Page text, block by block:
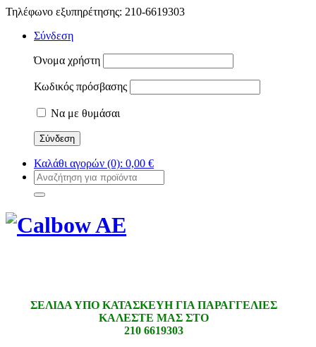
Τηλέφωνο εξυπηρέτησης: 210-6619303
Σύνδεση
Όνομα χρήστη
Κωδικός πρόσβασης
Να με θυμάσαι
Καλάθι αγορών (0): 0,00 €
ΣΕΛΙΔΑ ΥΠΟ ΚΑΤΑΣΚΕΥΗ ΓΙΑ ΠΑΡΑΓΓΕΛΙΕΣ
ΚΑΛΕΣΤΕ ΜΑΣ ΣΤΟ
210 6619303